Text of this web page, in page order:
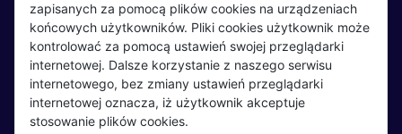
Kandydaci
Regulamin kandydata
Oferty pracy
Pracodawcy
Pracodawcy
Regulamin pracodawcy
Dodaj ogłoszenie
zapisanych za pomocą plików cookies na urządzeniach
końcowych użytkowników. Pliki cookies użytkownik może
kontrolować za pomocą ustawień swojej przeglądarki
internetowej. Dalsze korzystanie z naszego serwisu
internetowego, bez zmiany ustawień przeglądarki
internetowej oznacza, iż użytkownik akceptuje
stosowanie plików cookies.